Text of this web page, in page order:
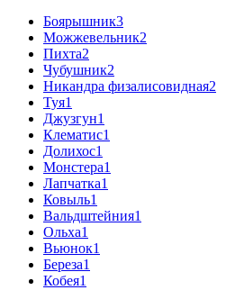
Боярышник3
Можжевельник2
Пихта2
Чубушник2
Никандра физалисовидная2
Туя1
Джузгун1
Клематис1
Долихос1
Монстера1
Лапчатка1
Ковыль1
Вальдштейния1
Ольха1
Вьюнок1
Береза1
Кобея1